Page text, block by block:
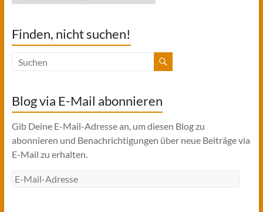
Finden, nicht suchen!
Blog via E-Mail abonnieren
Gib Deine E-Mail-Adresse an, um diesen Blog zu
abonnieren und Benachrichtigungen über neue Beiträge via
E-Mail zu erhalten.
E-